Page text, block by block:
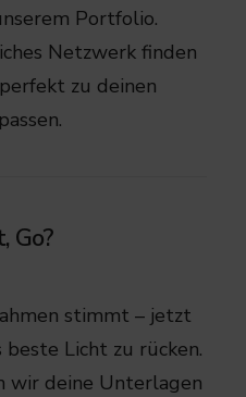
Portfolio.
Netzwerk finden
zu deinen
Go?
stimmt – jetzt
beste Licht zu rücken.
wir deine Unterlagen